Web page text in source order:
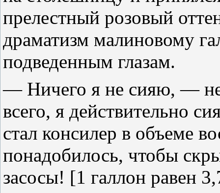
прелестный розовый
драматизм малиновому
подведенным глазам.
— Ничего я не сияю, —
всего, я действительно
стал консилер в объеме
понадобилось, чтобы
засосы! [1 галлон равен